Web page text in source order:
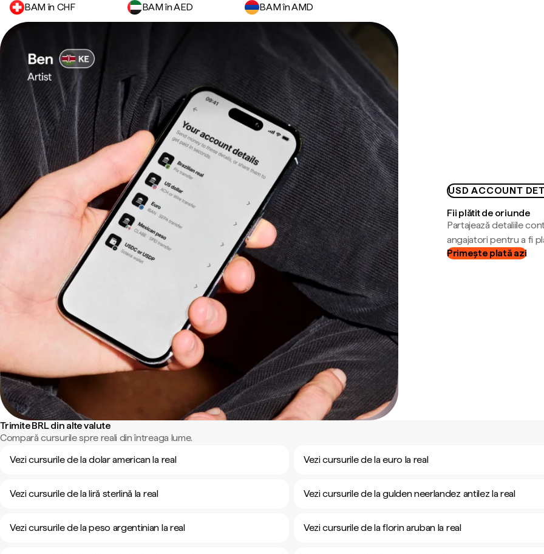
BAM în CHF BAM în AED BAM în AMD
USD ACCOUNT
Fii plătit de oriunde
Partajează detaliile
angajatori pentru a fi
Primește plată azi
Trimite BRL din alte valute
Compară cursurile spre reali din întreaga lume.
Vezi cursurile de la dolar american la real
Vezi cursurile de la euro la real
Vezi cursurile de la liră sterlină la real Vezi cursurile de la gulden neerlandez antilez la real
Vezi cursurile de la peso argentinian la real Vezi cursurile de la florin aruban la real